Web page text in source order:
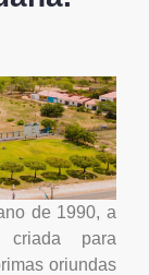
de 1990, a
criada para
oriundas